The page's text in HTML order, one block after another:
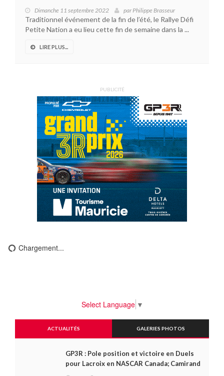
Dimanche 11 septembre 2022 parPhilippe Brasseur
Traditionnel événement de la fin de l’été, le Rallye Défi
Petite Nation a eu lieu cette fin de semaine dans la ...
LIRE PLUS...
PUBLICITÉ
Chargement...
Select Language ▼
ACTUALITÉS GALERIES PHOTOS
GP3R : Pole position et victoire en Duels
pour Lacroix en NASCAR Canada; Camirand